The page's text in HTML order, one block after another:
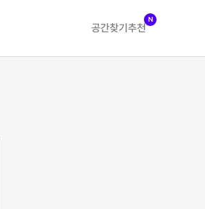
공간찾기 추천
N